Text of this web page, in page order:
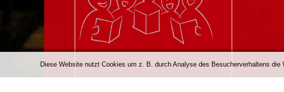
Diese Website nutzt Cookies um z. B. durch Analyse des Besucherverhaltens